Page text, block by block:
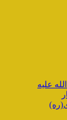
علیه